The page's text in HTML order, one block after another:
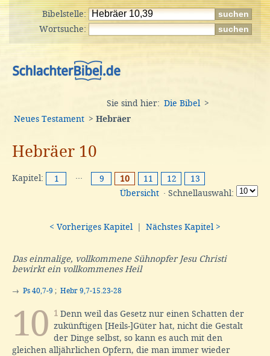
Bibelstelle:
Wortsuche:
Sie sind hier: Die Bibel
>
Neues Testament > Hebräer
Hebräer 10
Kapitel: 1 ··· 9 10 11 12
13
Übersicht · Schnellauswahl:
< Vorheriges Kapitel Nächstes Kapitel >
Das einmalige, vollkommene Sühnopfer Jesu Christi
bewirkt ein vollkommenes Heil
→ Ps 40,7-9 ; Hebr 9,7-15.23-28
10 1 Denn weil das Gesetz nur einen Schatten der
zukünftigen [Heils-]Güter hat, nicht die Gestalt
der Dinge selbst, so kann es auch mit den
gleichen alljährlichen Opfern, die man immer wieder